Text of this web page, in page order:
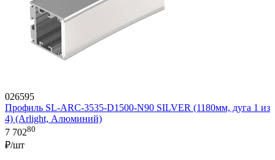
026595
Профиль SL-ARC-3535-D1500-N90 SILVER (1180мм, дуга 1 из
4) (Arlight, Алюминий)
7 70280
₽/шт